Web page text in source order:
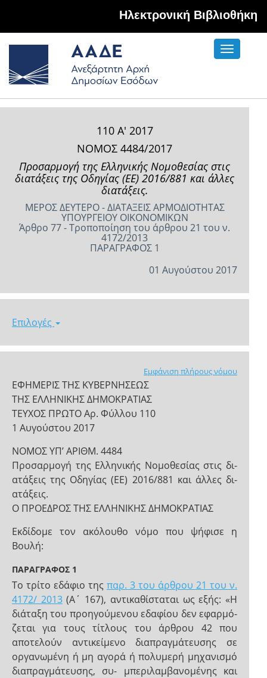
Hλεκτρονική Βιβλιοθήκη
Toggle
110 Α' 2017
ΝΟΜΟΣ 4484/2017
Προσαρμογή της Ελληνικής Νομοθεσίας στις
διατάξεις της Οδηγίας (ΕΕ) 2016/881 και άλλες
διατάξεις.
ΜΕΡΟΣ ΔΕΥΤΕΡΟ - ΔΙΑΤΑΞΕΙΣ ΑΡΜΟΔΙΟΤΗΤΑΣ
ΥΠΟΥΡΓΕΙΟΥ ΟΙΚΟΝΟΜΙΚΩΝ
Άρθρο 77 - Τροποποίηση του άρθρου 21 του ν.
4172/2013
ΠΑΡΑΓΡΑΦΟΣ 1
01 Αυγούστου 2017
Επιλογές
Εμφάνιση πλήρους νόμου
ΕΦΗΜΕΡΙΣ ΤΗΣ ΚΥΒΕΡΝΗΣΕΩΣ
ΤΗΣ ΕΛΛΗΝΙΚΗΣ ΔΗΜΟΚΡΑΤΙΑΣ
ΤΕΥΧΟΣ ΠΡΩΤΟ Αρ. Φύλλου 110
1 Αυγούστου 2017
NOMOΣ ΥΠ’ ΑΡΙΘΜ. 4484
Προσαρμογή της Ελληνικής Νομοθεσίας στις δι-
ατάξεις της Οδηγίας (ΕΕ) 2016/881 και άλλες δι-
ατάξεις.
Ο ΠΡΟΕΔΡΟΣ ΤΗΣ ΕΛΛΗΝΙΚΗΣ ΔΗΜΟΚΡΑΤΙΑΣ
Εκδίδομε τον ακόλουθο νόμο που ψήφισε η
Βουλή:
ΠΑΡΑΓΡΑΦΟΣ 1
Το τρίτο εδάφιο της παρ. 3 του άρθρου 21 του ν.
4172/ 2013(Α΄ 167), αντικαθίσταται ως εξής: «Η
διάταξη του προηγούμενου εδαφίου δεν εφαρμό-
ζεται για τους τίτλους του άρθρου 42 που
αποτελούν αντικείμενο διαπραγμάτευσης σε
οργανωμένη ή μη αγορά ή πολυμερή μηχανισμό
διαπραγμάτευσης, συ- μπεριλαμβανομένης και